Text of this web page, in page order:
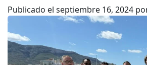
Publicado el septiembre 16, 2024